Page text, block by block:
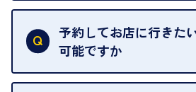
再販不可能な物は、場合によ
がございます。ご了承ください
予約してお店に行きた
可能ですか
申し訳ありませんが、現在は